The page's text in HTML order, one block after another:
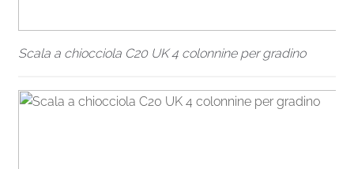
Scala a chiocciola C20 UK 4 colonnine per gradino